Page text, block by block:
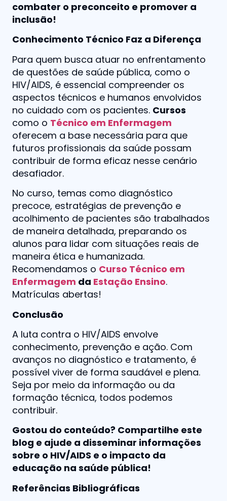
combater o preconceito e promover a
inclusão!
Conhecimento Técnico Faz a Diferença
Para quem busca atuar no enfrentamento
de questões de saúde pública, como o
HIV/AIDS, é essencial compreender os
aspectos técnicos e humanos envolvidos
no cuidado com os pacientes. Cursos
como o Técnico em Enfermagem
oferecem a base necessária para que
futuros profissionais da saúde possam
contribuir de forma eficaz nesse cenário
desafiador.
No curso, temas como diagnóstico
precoce, estratégias de prevenção e
acolhimento de pacientes são trabalhados
de maneira detalhada, preparando os
alunos para lidar com situações reais de
maneira ética e humanizada.
Recomendamos o Curso Técnico em
Enfermagem da Estação Ensino.
Matrículas abertas!
Conclusão
A luta contra o HIV/AIDS envolve
conhecimento, prevenção e ação. Com
avanços no diagnóstico e tratamento, é
possível viver de forma saudável e plena.
Seja por meio da informação ou da
formação técnica, todos podemos
contribuir.
Gostou do conteúdo? Compartilhe este
blog e ajude a disseminar informações
sobre o HIV/AIDS e o impacto da
educação na saúde pública!
Referências Bibliográficas